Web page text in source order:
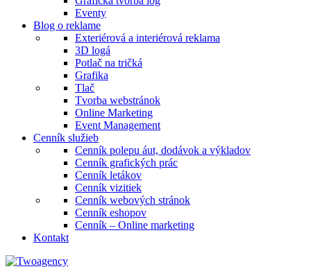
Eventy
Blog o reklame
Exteriérová a interiérová reklama
3D logá
Potlač na tričká
Grafika
Tlač
Tvorba webstránok
Online Marketing
Event Management
Cenník služieb
Cenník polepu áut, dodávok a výkladov
Cenník grafických prác
Cenník letákov
Cenník vizitiek
Cenník webových stránok
Cenník eshopov
Cenník – Online marketing
Kontakt